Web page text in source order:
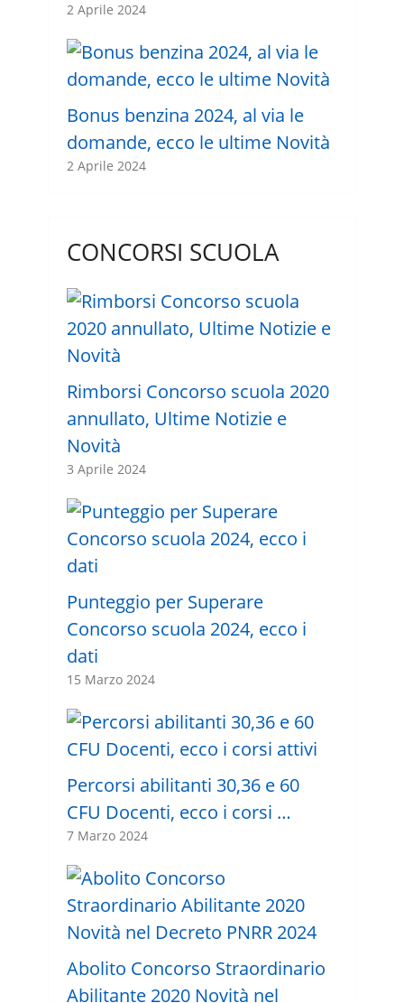
2 Aprile 2024
Bonus benzina 2024, al via le
domande, ecco le ultime Novità
2 Aprile 2024
CONCORSI SCUOLA
Rimborsi Concorso scuola 2020
annullato, Ultime Notizie e
Novità
3 Aprile 2024
Punteggio per Superare
Concorso scuola 2024, ecco i
dati
15 Marzo 2024
Percorsi abilitanti 30,36 e 60
CFU Docenti, ecco i corsi …
7 Marzo 2024
Abolito Concorso Straordinario
Abilitante 2020 Novità nel